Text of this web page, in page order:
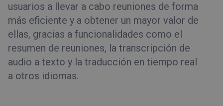
usuarios a llevar a cabo reuniones de forma
más eficiente y a obtener un mayor valor de
ellas, gracias a funcionalidades como el
resumen de reuniones, la transcripción de
audio a texto y la traducción en tiempo real
a otros idiomas.